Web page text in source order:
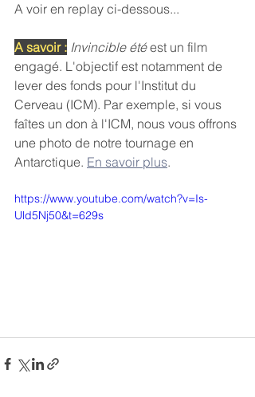
A voir en replay ci-dessous...
A savoir : Invincible été est un film
engagé. L'objectif est notamment de
lever des fonds pour l'Institut du
Cerveau (ICM). Par exemple, si vous
faîtes un don à l'ICM, nous vous offrons
une photo de notre tournage en
Antarctique. En savoir plus.
https://www.youtube.com/watch?v=Is-
Uld5Nj50&t=629s